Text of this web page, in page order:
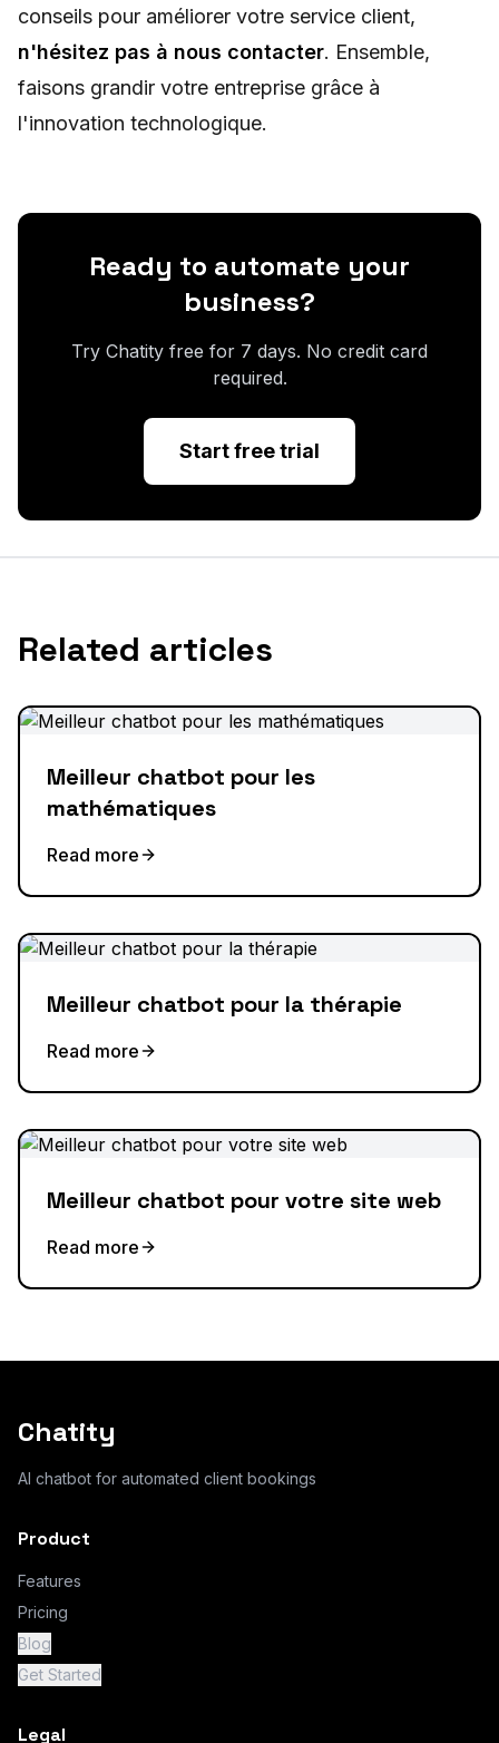
conseils pour améliorer votre service client,
n'hésitez pas à nous contacter. Ensemble,
faisons grandir votre entreprise grâce à
l'innovation technologique.
Ready to automate your
business?
Try Chatity free for 7 days. No credit card
required.
Start free trial
Related articles
Meilleur chatbot pour les
mathématiques
Read more
Meilleur chatbot pour la thérapie
Read more
Meilleur chatbot pour votre site web
Read more
Chatity
AI chatbot for automated client bookings
Product
Features
Pricing
Blog
Get Started
Legal